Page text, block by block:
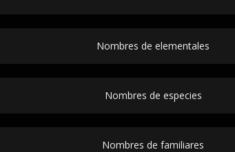
Nombres de elementales
Nombres de especies
Nombres de familiares